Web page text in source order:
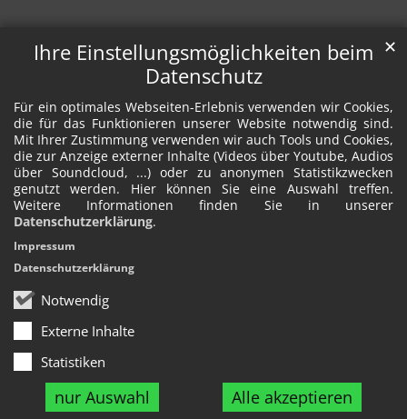
Ihre Einstellungsmöglichkeiten beim
Datenschutz
Für ein optimales Webseiten-Erlebnis verwenden wir Cookies,
die für das Funktionieren unserer Website notwendig sind.
Mit Ihrer Zustimmung verwenden wir auch Tools und Cookies,
die zur Anzeige externer Inhalte (Videos über Youtube, Audios
über Soundcloud, ...) oder zu anonymen Statistikzwecken
genutzt werden. Hier können Sie eine Auswahl treffen.
Weitere Informationen finden Sie in unserer
Datenschutzerklärung.
Notwendig
Externe Inhalte
Statistiken
nur Auswahl Alle akzeptieren
✕
Impressum
Datenschutzerklärung